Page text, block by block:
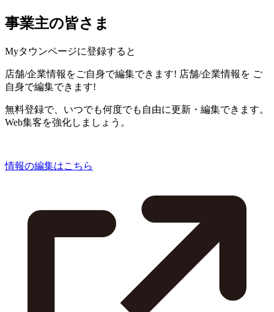
事業主の皆さま
Myタウンページに登録すると
店舗/企業情報をご自身で編集できます! 店舗/企業情報を ご
自身で編集できます!
無料登録で、いつでも何度でも自由に更新・編集できます。
Web集客を強化しましょう。
情報の編集はこちら